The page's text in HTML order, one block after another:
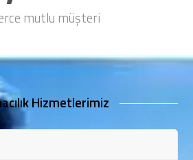
mutlu müşteri
Hizmetlerimiz